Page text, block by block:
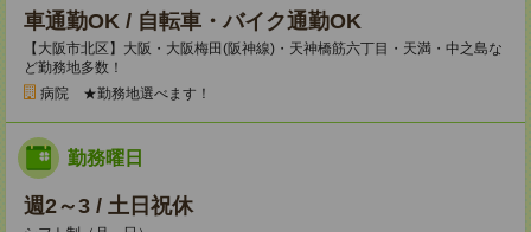
車通勤OK / 自転車・バイク通勤OK
【大阪市北区】大阪・大阪梅田(阪神線)・天神橋筋六丁目・天満・中之島な
ど勤務地多数！
病院 ★勤務地選べます！
勤務曜日
週2～3 / 土日祝休